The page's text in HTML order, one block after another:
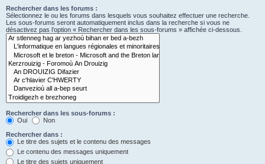
Rechercher dans les forums :
Sélectionnez le ou les forums dans lesquels vous souhaitez effectuer une recherche.
Les sous-forums seront automatiquement inclus dans la recherche si vous ne
désactivez pas l’option « Rechercher dans les sous-forums » affichée ci-dessous.
Rechercher dans les sous-forums :
Oui
Non
Rechercher dans :
Le titre des sujets et le contenu des messages
Le contenu des messages uniquement
Le titre des sujets uniquement